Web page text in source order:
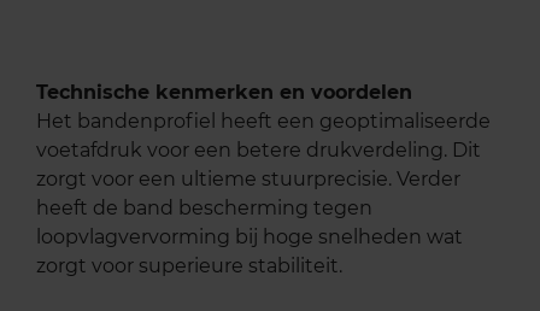
Technische kenmerken en voordelen
Het bandenprofiel heeft een geoptimaliseerde
voetafdruk voor een betere drukverdeling. Dit
zorgt voor een ultieme stuurprecisie. Verder
heeft de band bescherming tegen
loopvlagvervorming bij hoge snelheden wat
zorgt voor superieure stabiliteit.